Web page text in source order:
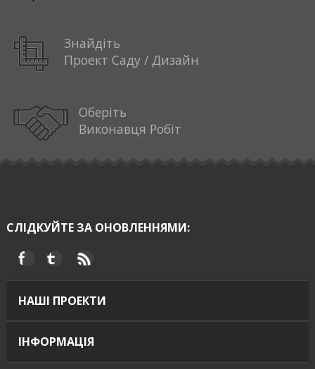
Знайдіть
Проект Саду / Дизайн
Оберіть
Виконавця Робіт
СЛІДКУЙТЕ ЗА ОНОВЛЕННЯМИ:
НАШІ ПРОЕКТИ
ІНФОРМАЦІЯ